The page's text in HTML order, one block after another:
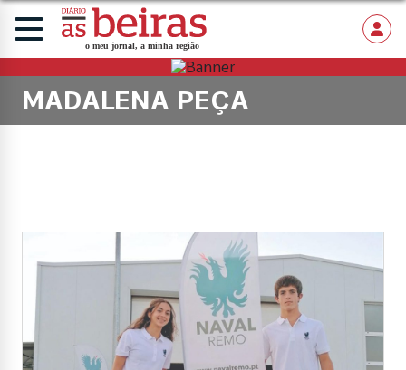
MADALENA PEÇA